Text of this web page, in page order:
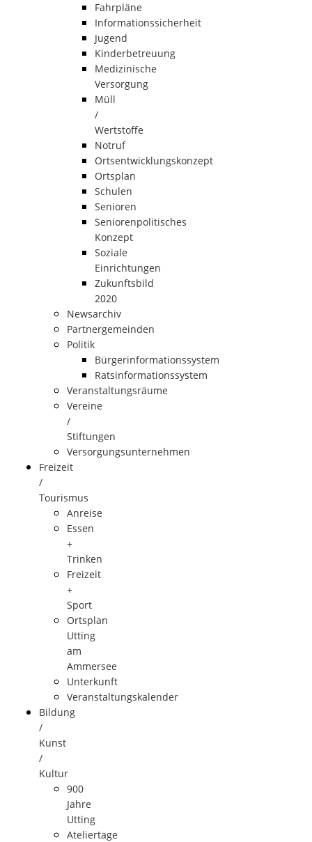
Fahrpläne
Informationssicherheit
Jugend
Kinderbetreuung
Medizinische
Versorgung
Müll
/
Wertstoffe
Notruf
Ortsentwicklungskonzept
Ortsplan
Schulen
Senioren
Seniorenpolitisches
Konzept
Soziale
Einrichtungen
Zukunftsbild
2020
Newsarchiv
Partnergemeinden
Politik
Bürgerinformationssystem
Ratsinformationssystem
Veranstaltungsräume
Vereine
/
Stiftungen
Versorgungsunternehmen
Freizeit
/
Tourismus
Anreise
Essen
+
Trinken
Freizeit
+
Sport
Ortsplan
Utting
am
Ammersee
Unterkunft
Veranstaltungskalender
Bildung
/
Kunst
/
Kultur
900
Jahre
Utting
Ateliertage